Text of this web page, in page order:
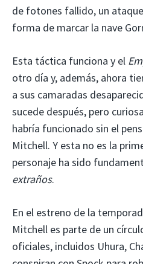
de fotones fallido, un
forma de marcar la nave
Esta táctica funciona y el
otro día y, además, ahora
a sus camaradas
sucede después, pero
habría funcionado sin el
Mitchell. Y esta no es la
personaje ha sido
extraños.
En el estreno de la
Mitchell es parte de un
oficiales, incluidos Uhura,